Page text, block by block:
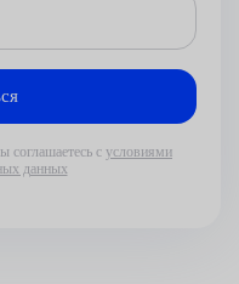
соглашаетесь с условиями
данных